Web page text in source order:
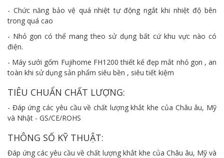
- Chức năng bảo vệ quá nhiệt tự động ngắt khi nhiệt độ bên
trong quá cao
- Nhỏ gọn có thể mang theo sử dụng bất cứ khu vực nào có
điện.
- Máy sưởi gốm Fujihome FH1200 thiết kế đẹp mắt nhỏ gọn , an
toàn khi sử dụng sản phẩm siêu bền , siêu tiết kiệm
TIÊU CHUẨN CHẤT LƯỢNG:
- Đáp ứng các yêu cầu về chất lượng khắt khe của Châu âu, Mỹ
và Nhật - GS/CE/ROHS
THÔNG SỐ KỸ THUẬT:
Đáp ứng các yêu cầu về chất lượng khắt khe của Châu âu, Mỹ và